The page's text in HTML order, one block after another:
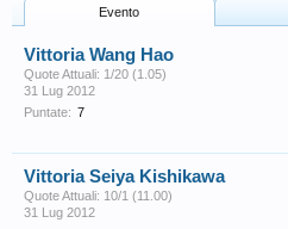
Evento
Vittoria Wang Hao
Quote Attuali: 1/20 (1.05)
31 Lug 2012
Puntate: 7
Vittoria Seiya Kishikawa
Quote Attuali: 10/1 (11.00)
31 Lug 2012